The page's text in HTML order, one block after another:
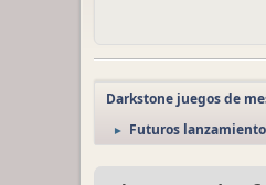
Darkstone juegos de
► Futuros